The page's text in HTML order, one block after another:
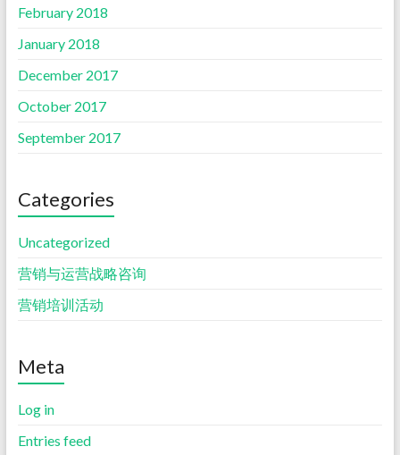
February 2018
January 2018
December 2017
October 2017
September 2017
Categories
Uncategorized
营销与运营战略咨询
营销培训活动
Meta
Log in
Entries feed